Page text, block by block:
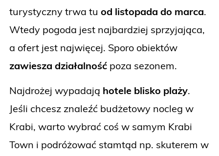
turystyczny trwa tu od listopada do marca.
Wtedy pogoda jest najbardziej sprzyjająca,
a ofert jest najwięcej. Sporo obiektów
zawiesza działalność poza sezonem.
Najdrożej wypadają hotele blisko plaży.
Jeśli chcesz znaleźć budżetowy nocleg w
Krabi, warto wybrać coś w samym Krabi
Town i podróżować stamtąd np. skuterem w